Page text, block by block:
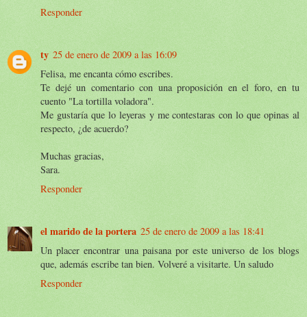
Responder
ty 25 de enero de 2009 a las 16:09
Felisa, me encanta cómo escribes.
Te dejé un comentario con una proposición en el foro, en tu
cuento "La tortilla voladora".
Me gustaría que lo leyeras y me contestaras con lo que opinas al
respecto, ¿de acuerdo?
Muchas gracias,
Sara.
Responder
el marido de la portera 25 de enero de 2009 a las 18:41
Un placer encontrar una paisana por este universo de los blogs
que, además escribe tan bien. Volveré a visitarte. Un saludo
Responder